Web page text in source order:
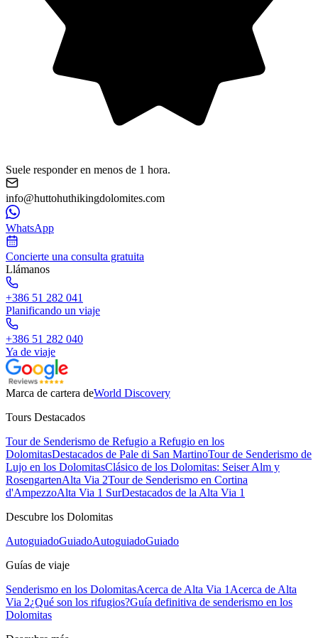
Suele responder en menos de 1 hora.
info@huttohuthikingdolomites.com
WhatsApp
Concierte una consulta gratuita
Llámanos
+386 51 282 041
Planificando un viaje
+386 51 282 040
Ya de viaje
Marca de cartera deWorld Discovery
Tours Destacados
Tour de Senderismo de Refugio a Refugio en los
DolomitasDestacados de Pale di San MartinoTour de Senderismo de
Lujo en los DolomitasClásico de los Dolomitas: Seiser Alm y
RosengartenAlta Via 2Tour de Senderismo en Cortina
d'AmpezzoAlta Via 1 SurDestacados de la Alta Via 1
Descubre los Dolomitas
AutoguiadoGuiadoAutoguiadoGuiado
Guías de viaje
Senderismo en los DolomitasAcerca de Alta Via 1Acerca de Alta
Via 2¿Qué son los rifugios?Guía definitiva de senderismo en los
Dolomitas